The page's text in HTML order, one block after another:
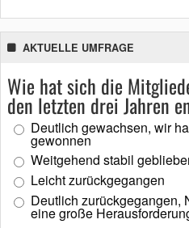
AKTUELLE UMFRAGE
Wie hat sich die
den letzten drei Jahren
Deutlich gewachsen, wir
gewonnen
Weitgehend stabil
Leicht zurückgegangen
Deutlich zurückgegangen,
eine große